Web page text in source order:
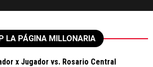
LA PÁGINA MILLONARIA
x Jugador vs. Rosario Central